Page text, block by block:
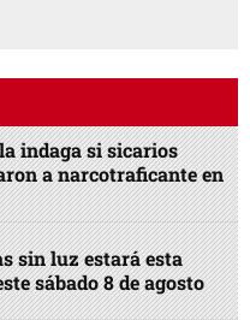
indaga si sicarios
a narcotraficante en
sin luz estará esta
sábado 8 de agosto